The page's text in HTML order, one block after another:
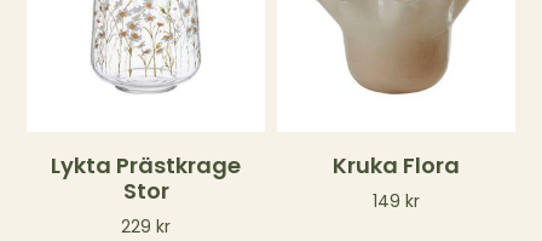
Lykta Prästkrage
Stor
229kr
Kruka Flora
149 kr